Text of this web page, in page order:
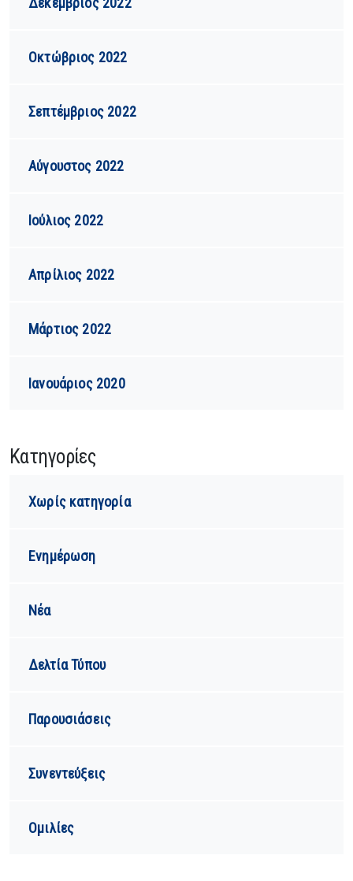
Οκτώβριος 2022
Σεπτέμβριος 2022
Αύγουστος 2022
Ιούλιος 2022
Απρίλιος 2022
Μάρτιος 2022
Ιανουάριος 2020
Kατηγορίες
Χωρίς κατηγορία
Ενημέρωση
Νέα
Δελτία Τύπου
Παρουσιάσεις
Συνεντεύξεις
Ομιλίες